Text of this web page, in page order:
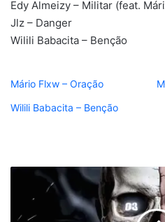
Edy Almeizy – Militar (feat.
Jlz – Danger
Wilili Babacita – Benção
Mário Flxw – Oração
Wilili Babacita – Benção
Na